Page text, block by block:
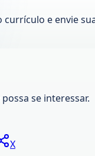
currículo e envie
se interessar.
X